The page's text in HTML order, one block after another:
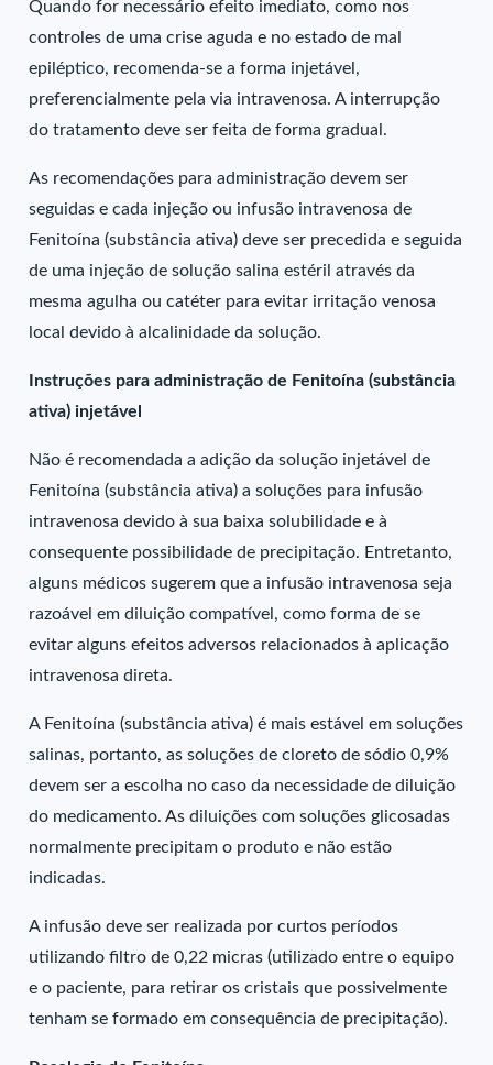
Quando for necessário efeito imediato, como nos
controles de uma crise aguda e no estado de mal
epiléptico, recomenda-se a forma injetável,
preferencialmente pela via intravenosa. A interrupção
do tratamento deve ser feita de forma gradual.
As recomendações para administração devem ser
seguidas e cada injeção ou infusão intravenosa de
Fenitoína (substância ativa) deve ser precedida e seguida
de uma injeção de solução salina estéril através da
mesma agulha ou catéter para evitar irritação venosa
local devido à alcalinidade da solução.
Instruções para administração de Fenitoína (substância
ativa) injetável
Não é recomendada a adição da solução injetável de
Fenitoína (substância ativa) a soluções para infusão
intravenosa devido à sua baixa solubilidade e à
consequente possibilidade de precipitação. Entretanto,
alguns médicos sugerem que a infusão intravenosa seja
razoável em diluição compatível, como forma de se
evitar alguns efeitos adversos relacionados à aplicação
intravenosa direta.
A Fenitoína (substância ativa) é mais estável em soluções
salinas, portanto, as soluções de cloreto de sódio 0,9%
devem ser a escolha no caso da necessidade de diluição
do medicamento. As diluições com soluções glicosadas
normalmente precipitam o produto e não estão
indicadas.
A infusão deve ser realizada por curtos períodos
utilizando filtro de 0,22 micras (utilizado entre o equipo
e o paciente, para retirar os cristais que possivelmente
tenham se formado em consequência de precipitação).